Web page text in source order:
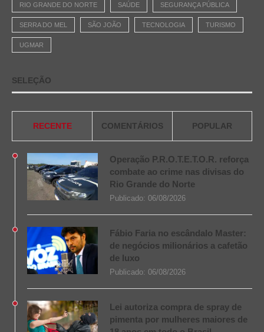
RIO GRANDE DO NORTE SAÚDE SEGURANÇA PÚBLICA
SERRA DO MEL SÃO JOÃO TECNOLOGIA TURISMO
UGMAR
SELEÇÃO
RECENTE COMENTÁRIOS POPULAR
Operação P.R.O.T.E.T.O.R. reforça
combate ao crime nas divisas do
Rio Grande do Norte
Publicado: 06/08/2026
Fábio Faria no escândalo Master:
de negócios milionários a cafetão
de luxo
Publicado: 06/08/2026
Lei autoriza compra de spray de
pimenta por mulheres maiores de